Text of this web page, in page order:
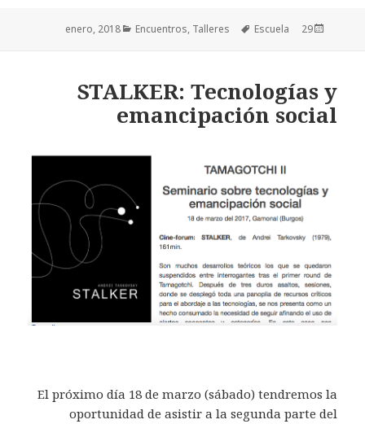
Publicado
29 enero, 2018
Categorías Encuentros, TalleresEtiquetas Escuela
STALKER: Tecnologías y
emancipación social
El próximo día 18 de marzo (sábado) tendremos la
oportunidad de asistir a la segunda parte del